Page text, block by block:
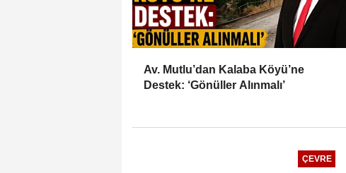
Av. Mutlu’dan Kalaba Köyü’ne
Destek: ‘Gönüller Alınmalı’
ÇEVRE